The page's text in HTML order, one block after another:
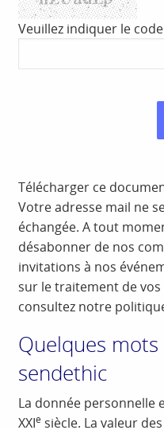
Veuillez indiquer le
Télécharger ce
Votre adresse mail ne
échangée. A tout
désabonner de nos
invitations à nos
sur le traitement de
consultez notre
Quelques
sendethic
La donnée personnelle
XXIe siècle. La valeur